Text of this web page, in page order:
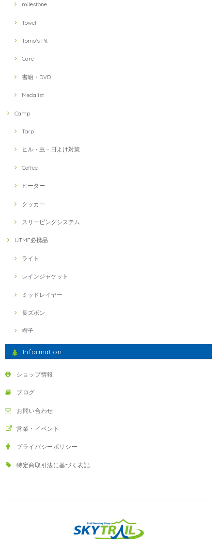
milestone
Towel
Tomo's Pit
Care
書籍・DVD
Medalist
Camp
Tarp
ヒル・虫・日よけ対策
Coffee
ヒーター
クッカー
スリーピングシステム
UTMF必携品
ライト
レインジャケット
ミッドレイヤー
長ズボン
帽子
Information
ショップ情報
ブログ
お問い合わせ
営業・イベント
プライバシーポリシー
特定商取引法に基づく表記